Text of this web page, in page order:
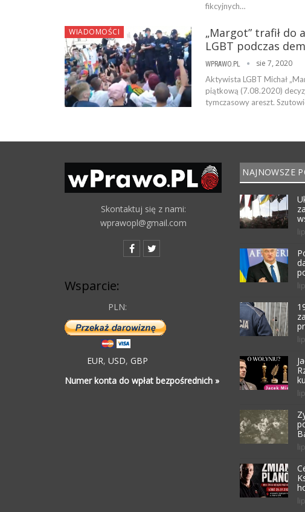
fikcyjnych…
WIADOMOŚCI
„Margot” trafił do
LGBT podczas
WPRAWO.PL sie 7, 2020
Aktywista LGBT Michał
piątkową (7.08.2020)
tymczasowy areszt.
Skontaktuj się z nami:
wprawopl@gmail.com
Wsparcie:
PLN:
EUR, USD, GBP
Numer konta do wpłat bezpośrednich »
NAJNOWSZE